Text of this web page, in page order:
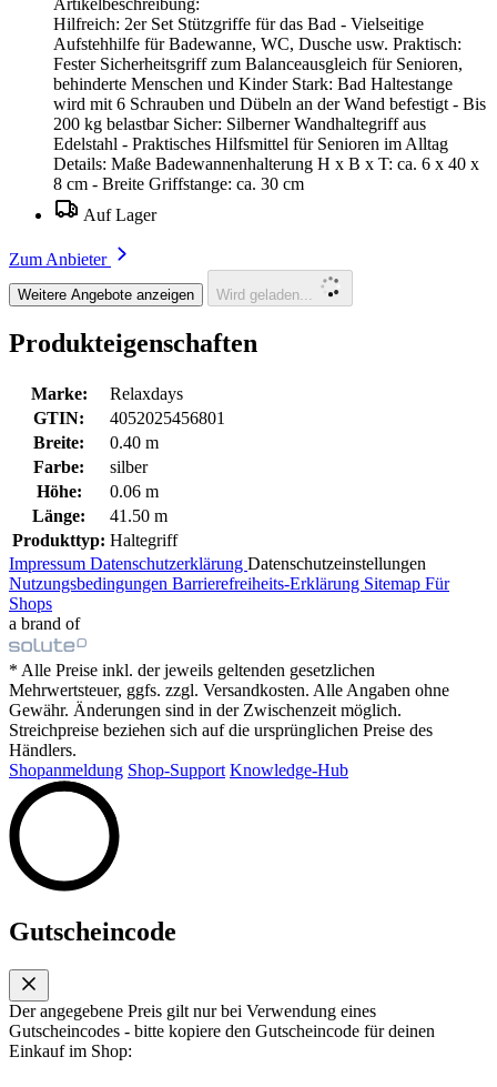
Hilfreich: 2er Set Stützgriffe für das Bad - Vielseitige
Aufstehhilfe für Badewanne, WC, Dusche usw. Praktisch:
Fester Sicherheitsgriff zum Balanceausgleich für Senioren,
behinderte Menschen und Kinder Stark: Bad Haltestange
wird mit 6 Schrauben und Dübeln an der Wand befestigt - Bis
200 kg belastbar Sicher: Silberner Wandhaltegriff aus
Edelstahl - Praktisches Hilfsmittel für Senioren im Alltag
Details: Maße Badewannenhalterung H x B x T: ca. 6 x 40 x
8 cm - Breite Griffstange: ca. 30 cm
Auf Lager
Zum Anbieter
Weitere Angebote anzeigen Wird geladen...
Produkteigenschaften
Marke:
Relaxdays
GTIN:
4052025456801
Breite:
0.40 m
Farbe:
silber
Höhe:
0.06 m
Länge:
41.50 m
Produkttyp: Haltegriff
Impressum Datenschutzerklärung Datenschutzeinstellungen
Nutzungsbedingungen Barrierefreiheits-Erklärung Sitemap Für
Shops
a brand of
* Alle Preise inkl. der jeweils geltenden gesetzlichen
Mehrwertsteuer, ggfs. zzgl. Versandkosten. Alle Angaben ohne
Gewähr. Änderungen sind in der Zwischenzeit möglich.
Streichpreise beziehen sich auf die ursprünglichen Preise des
Händlers.
Shopanmeldung Shop-Support Knowledge-Hub
Gutscheincode
Der angegebene Preis gilt nur bei Verwendung eines
Gutscheincodes - bitte kopiere den Gutscheincode für deinen
Einkauf im Shop: